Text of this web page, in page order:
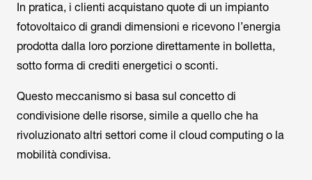
In pratica, i clienti acquistano quote di un impianto
fotovoltaico di grandi dimensioni e ricevono l’energia
prodotta dalla loro porzione direttamente in bolletta,
sotto forma di crediti energetici o sconti.
Questo meccanismo si basa sul concetto di
condivisione delle risorse, simile a quello che ha
rivoluzionato altri settori come il cloud computing o la
mobilità condivisa.